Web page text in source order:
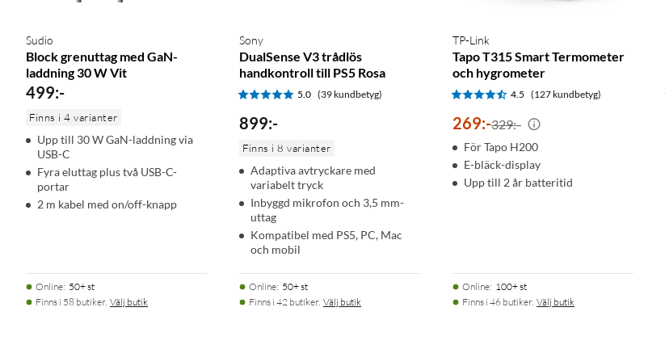
Sudio
Block grenuttag med GaN-
laddning 30 W Vit
499:-
Finns i 4 varianter
Upp till 30 W GaN-laddning via
USB-C
Fyra eluttag plus två USB-C-
portar
2 m kabel med on/off-knapp
Online: 50+ st
Finns i 58 butiker. Välj butik
Sony
DualSense V3 trådlös
handkontroll till PS5 Rosa
5.0 (39 kundbetyg)
899:-
Finns i 8 varianter
Adaptiva avtryckare med
variabelt tryck
Inbyggd mikrofon och 3,5 mm-
uttag
Kompatibel med PS5, PC, Mac
och mobil
Online: 50+ st
Finns i 42 butiker. Välj butik
TP-Link
Tapo T315 Smart Termometer
och hygrometer
4.5 (127 kundbetyg)
269:-329:-
För Tapo H200
E-bläck-display
Upp till 2 år batteritid
Online: 100+ st
Finns i 46 butiker. Välj butik